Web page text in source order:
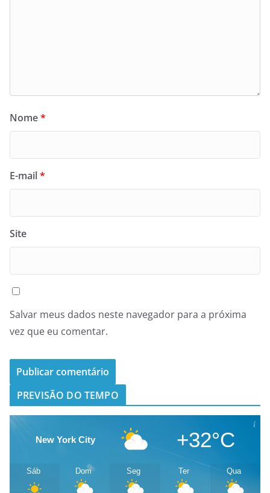
Nome*
E-mail*
Site
Salvar meus dados neste navegador para a próxima
vez que eu comentar.
PREVISÃO DO TEMPO
New York City +32°C
Sáb Dom Seg Ter Qua